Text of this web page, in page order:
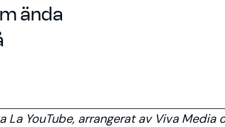
ända
YouTube, arrangerat av Viva Media